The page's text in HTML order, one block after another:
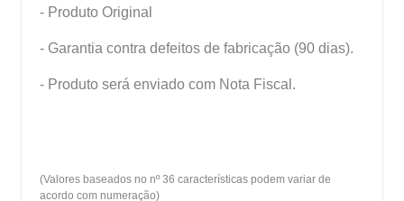
- Produto Original
- Garantia contra defeitos de fabricação (90 dias).
- Produto será enviado com Nota Fiscal.
(Valores baseados no nº 36 características podem variar de
acordo com numeração)